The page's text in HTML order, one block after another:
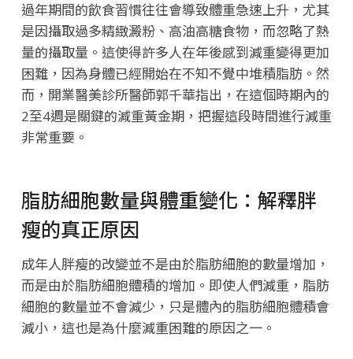
過年期間的飲食習慣往往會導致體重急速上升，尤其
是因攝取過多精緻澱粉、高油高糖食物，而忽略了熱
量的攝取量。這使得許多人在年後感到減重變得更加
困難，因為身體已經開始在不知不覺中堆積脂肪。然
而，開業醫美診所醫師郭千華指出，在這個時期內的
2至4週是關鍵的減重黃金期，把握這段時間進行減重
非常重要。
脂肪細胞數量與體重變化：解釋胖
瘦的真正原因
成年人胖瘦的改變並不是由於脂肪細胞的數量增加，
而是由於脂肪細胞體積的增加。即使人們減重，脂肪
細胞的數量並不會減少，只是體內的脂肪細胞體積會
減小，這也是為什麼減重困難的原因之一。